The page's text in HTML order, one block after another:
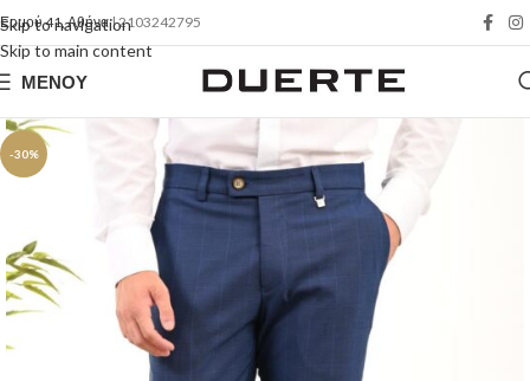
Skip to navigation
Skip to main content
Ερμού 41, Αθήνα| 2103242795
ΜΕΝΟΎ
-30%